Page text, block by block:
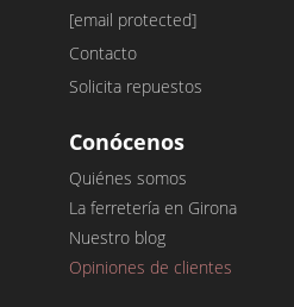
[email protected]
Contacto
Solicita repuestos
Conócenos
Quiénes somos
La ferretería en Girona
Nuestro blog
Opiniones de clientes